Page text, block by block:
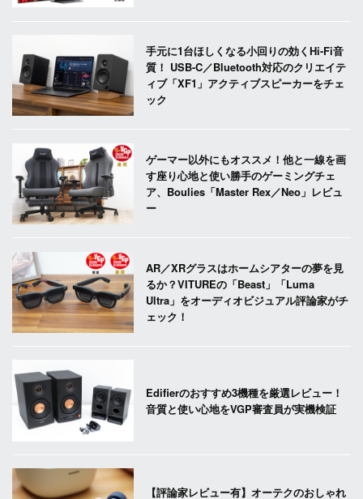
手元に1台ほしくなる小回りの効くHi-Fi音
質！ USB-C／Bluetooth対応のクリエイテ
ィブ「XF1」アクティブスピーカーをチェ
ック
ゲーマー以外にもオススメ！他と一線を画
す座り心地と使い勝手のゲーミングチェ
ア、Boulies「Master Rex／Neo」レビュ
ー
AR／XRグラスはホームシアターの夢を見
るか？VITUREの「Beast」「Luma
Ultra」をオーディオビジュアル評論家がチ
ェック！
Edifierのおすすめ3機種を厳選レビュー！
音質と使い心地をVGP審査員が実機検証
【評論家レビュー有】オーテクのおしゃれ